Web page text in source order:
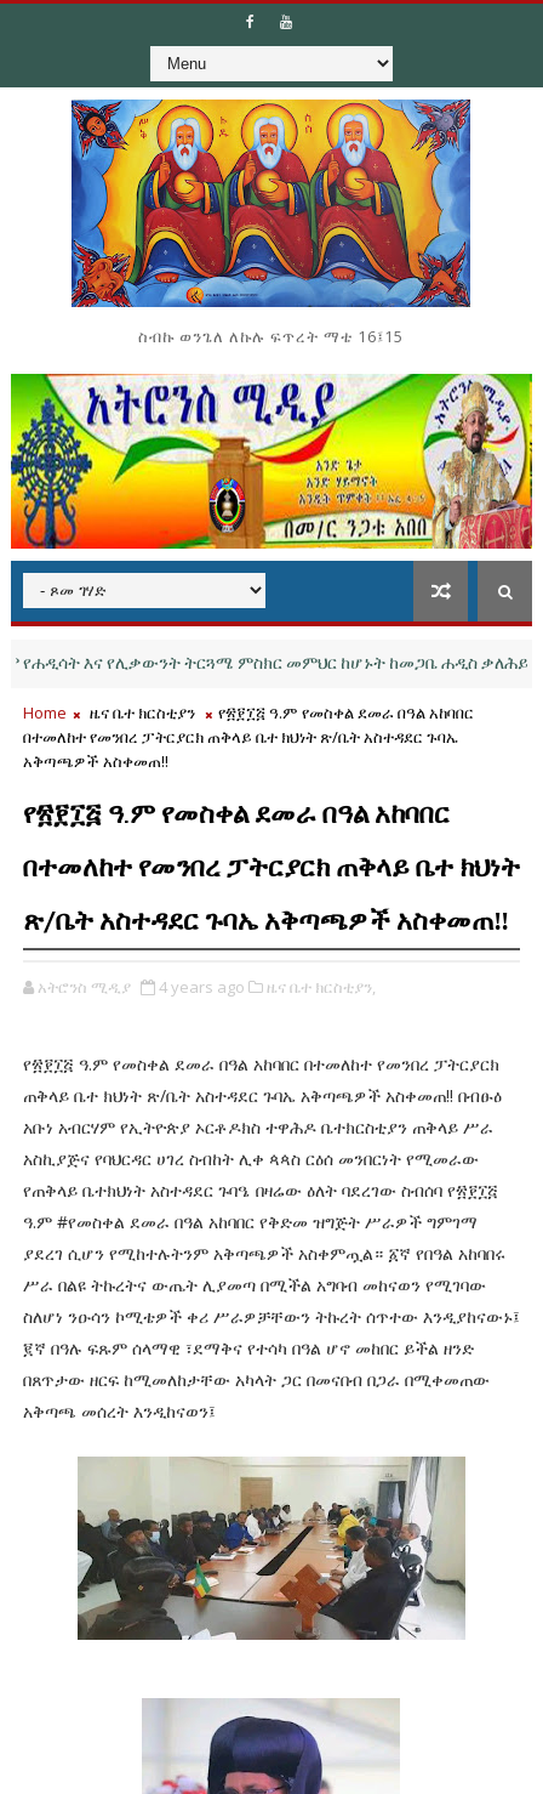
ስብኩ ወንጌለ ለኩሉ ፍጥረት ማቴ 16፤15
እና የሊቃውንት ትርጓሜ ምስክር መምህር ከሆኑት ከመጋቤ ሐዲስ ቃለሕይወት በዛ
Home ዜና ቤተ ክርስቲያን
የ፳፻፲፭ ዓ.ም የመስቀል ደመራ በዓል አከባበር
በተመለከተ የመንበረ ፓትርያርክ ጠቅላይ ቤተ ክህነት ጽ/ቤት አስተዳደር ጉባኤ
አቅጣጫዎች አስቀመጠ‼
የ፳፻፲፭ ዓ.ም የመስቀል ደመራ በዓል አከባበር
በተመለከተ የመንበረ ፓትርያርክ ጠቅላይ ቤተ ክህነት
ጽ/ቤት አስተዳደር ጉባኤ አቅጣጫዎች አስቀመጠ‼
አትሮንስ ሚዲያ 4 years ago ዜና ቤተ ክርስቲያን,
የ፳፻፲፭ ዓ.ም የመስቀል ደመራ በዓል አከባበር በተመለከተ የመንበረ ፓትርያርክ
ጠቅላይ ቤተ ክህነት ጽ/ቤት አስተዳደር ጉባኤ አቅጣጫዎች አስቀመጠ‼ በብፁዕ
አቡነ አብርሃም የኢትዮጵያ ኦርቶዶክስ ተዋሕዶ ቤተክርስቲያን ጠቅላይ ሥራ
አስኪያጅና የባህርዳር ሀገረ ስብከት ሊቀ ጳጳስ ርዕሰ መንበርነት የሚመራው
የጠቅላይ ቤተክህነት አስተዳደር ጉባዔ በዛሬው ዕለት ባደረገው ስብሰባ የ፳፻፲፭
ዓ.ም #የመስቀል ደመራ በዓል አከባበር የቅድመ ዝግጅት ሥራዎች ግምገማ
ያደረገ ሲሆን የሚከተሉትንም አቅጣጫዎች አስቀምጧል። ፩ኛ የበዓል አከባበሩ
ሥራ በልዩ ትኩረትና ውጤት ሊያመጣ በሚችል አግባብ መከናወን የሚገባው
ስለሆነ ንዑሳን ኮሚቴዎች ቀሪ ሥራዎቻቸውን ትኩረት ሰጥተው እንዲያከናውኑ፤
፪ኛ በዓሉ ፍጹም ሰላማዊ ፣ደማቅና የተሳካ በዓል ሆኖ መከበር ይችል ዘንድ
በጸጥታው ዘርፍ ከሚመለከታቸው አካላት ጋር በመናበብ በጋራ በሚቀመጠው
አቅጣጫ መሰረት እንዲከናወን፤